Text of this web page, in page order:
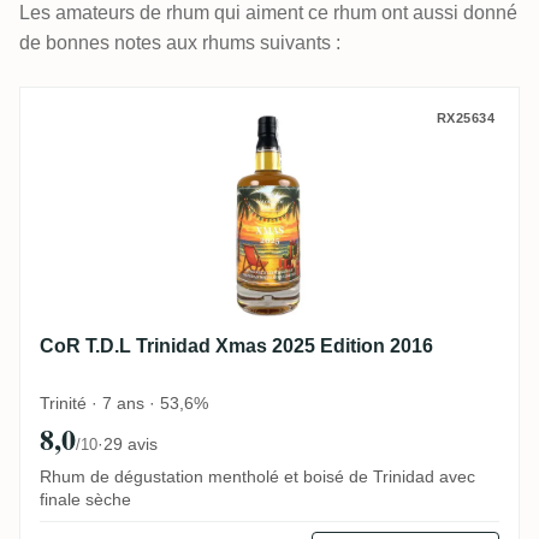
Les amateurs de rhum qui aiment ce rhum ont aussi donné
de bonnes notes aux rhums suivants :
CoR T.D.L Trinidad Xmas 2025 Edition
RX25634
CoR T.D.L Trinidad Xmas 2025 Edition 2016
Trinité · 7 ans · 53,6%
8,0/10·29 avis
Rhum de dégustation mentholé et boisé de Trinidad avec
finale sèche